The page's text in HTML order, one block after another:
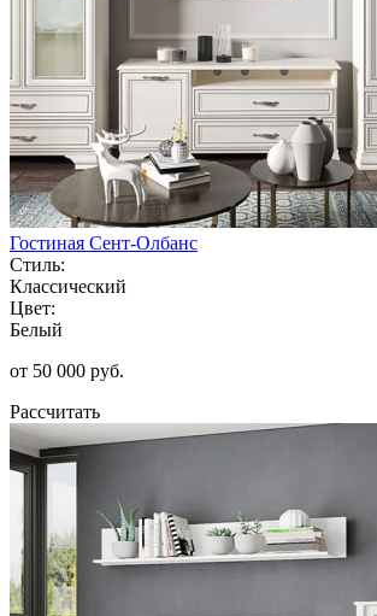
Гостиная Сент-Олбанс
Стиль:
Классический
Цвет:
Белый
от 50 000 руб.
Рассчитать